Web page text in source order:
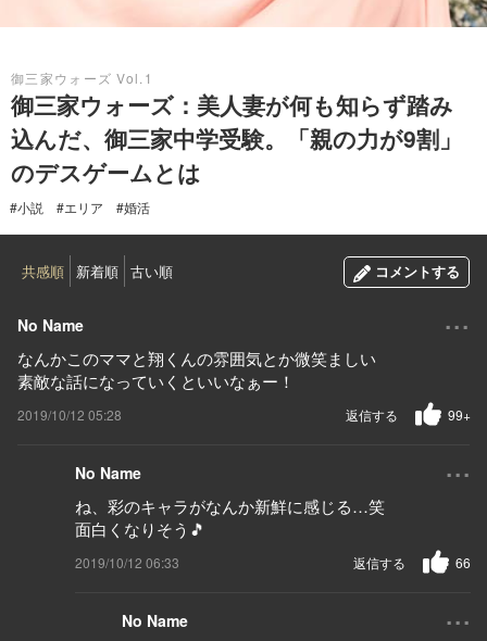
御三家ウォーズ Vol.1
御三家ウォーズ：美人妻が何も知らず踏み
込んだ、御三家中学受験。「親の力が9割」
のデスゲームとは
#小説 #エリア #婚活
共感順 新着順 古い順 コメントする
No Name ...
なんかこのママと翔くんの雰囲気とか微笑ましい
素敵な話になっていくといいなぁー！
2019/10/12 05:28 99+
返信する
No Name ...
ね、彩のキャラがなんか新鮮に感じる…笑
面白くなりそう🎵
2019/10/12 06:33 66
返信する
No Name ...